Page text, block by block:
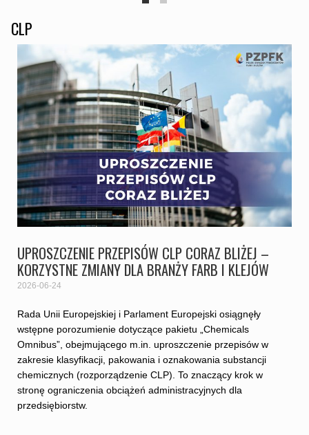
CLP
UPROSZCZENIE PRZEPISÓW CLP CORAZ BLIŻEJ –
KORZYSTNE ZMIANY DLA BRANŻY FARB I KLEJÓW
2026-06-24
Rada Unii Europejskiej i Parlament Europejski osiągnęły
wstępne porozumienie dotyczące pakietu „Chemicals
Omnibus”, obejmującego m.in. uproszczenie przepisów w
zakresie klasyfikacji, pakowania i oznakowania substancji
chemicznych (rozporządzenie CLP). To znaczący krok w
stronę ograniczenia obciążeń administracyjnych dla
przedsiębiorstw.